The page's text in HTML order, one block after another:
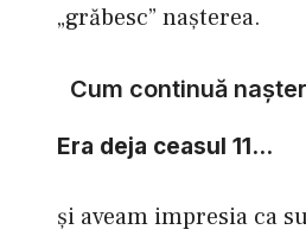
„grăbesc” naşterea.
Cum continuă
Era deja ceasul 11…
şi aveam impresia ca